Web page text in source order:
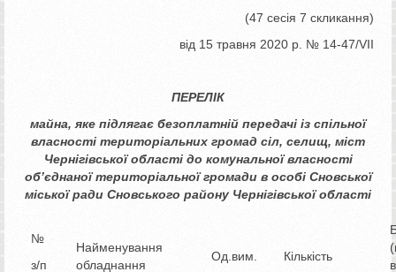
(47 сесія 7 скликання)
від 15 травня 2020 р. № 14-47/VІІ
ПЕРЕЛІК
майна, яке підлягає безоплатній передачі із спільної
власності територіальних громад сіл, селищ, міст
Чернігівської області до комунальної власності
об’єднаної територіальної громади в особі Сновської
міської ради Сновського району Чернігівської області
№
з/п
Найменування
обладнання
Од.вим. Кількість